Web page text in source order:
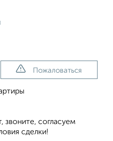
Пожаловаться
звоните, согласуем
сделки!